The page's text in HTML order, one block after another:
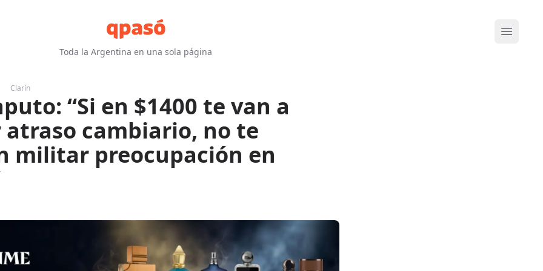
Toda la Argentina en una sola página
Abrir
Clarín
“Si en $1400 te van a
cambiario, no te
militar preocupación en